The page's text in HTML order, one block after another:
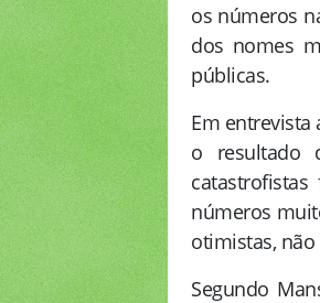
os números
dos nomes
públicas.
Em entrevista
o resultado
números
otimistas, não
Segundo